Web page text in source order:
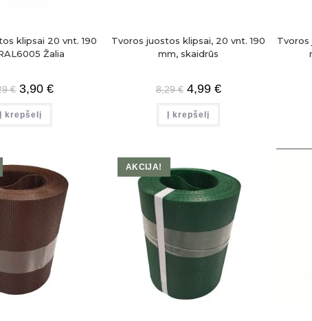
klipsai 20 vnt. 190
Žalia
€ 3,90 €
Į krepšelį
Tvoros juostos klipsai, 20 vnt. 190
mm, skaidrūs
8,29€ 4,99 €
Į krepšelį
Tvoros
AKCIJA!